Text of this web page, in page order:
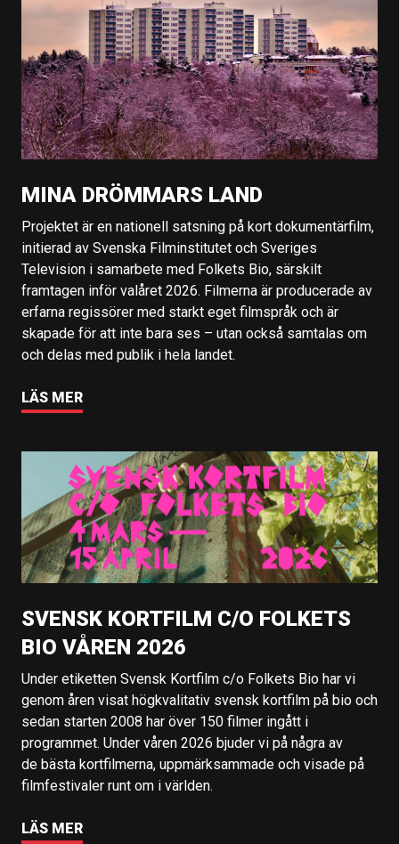
MINA DRÖMMARS LAND
Projektet är en nationell satsning på kort dokumentärfilm,
initierad av Svenska Filminstitutet och Sveriges
Television i samarbete med Folkets Bio, särskilt
framtagen inför valåret 2026. Filmerna är producerade av
erfarna regissörer med starkt eget filmspråk och är
skapade för att inte bara ses – utan också samtalas om
och delas med publik i hela landet.
LÄS MER
SVENSK KORTFILM C/O FOLKETS
BIO VÅREN 2026
Under etiketten Svensk Kortfilm c/o Folkets Bio har vi
genom åren visat högkvalitativ svensk kortfilm på bio och
sedan starten 2008 har över 150 filmer ingått i
programmet. Under våren 2026 bjuder vi på några av
de bästa kortfilmerna, uppmärksammade och visade på
filmfestivaler runt om i världen.
LÄS MER